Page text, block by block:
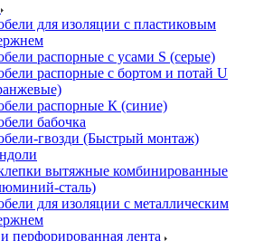
для изоляции с пластиковым
распорные с усами S (серые)
распорные c бортом и потай U
распорные К (синие)
бабочка
гвозди (Быстрый монтаж)
вытяжные комбинированные
сталь)
для изоляции с металлическим
перфорированная лента